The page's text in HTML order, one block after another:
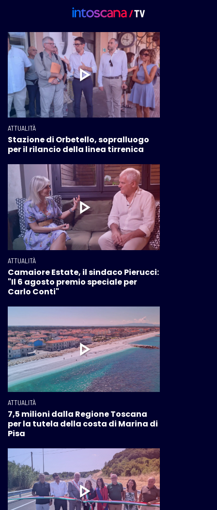
ATTUALITÀ
Stazione di Orbetello, sopralluogo
per il rilancio della linea tirrenica
ATTUALITÀ
Camaiore Estate, il sindaco Pierucci:
"Il 6 agosto premio speciale per
Carlo Conti"
ATTUALITÀ
7,5 milioni dalla Regione Toscana
per la tutela della costa di Marina di
Pisa